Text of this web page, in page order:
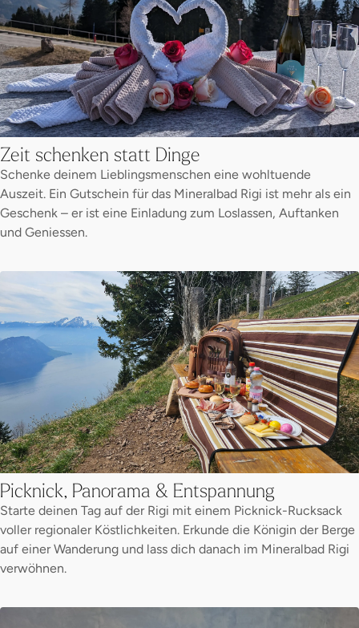
Zeit schenken statt Dinge
Schenke deinem Lieblingsmenschen eine wohltuende
Auszeit. Ein Gutschein für das Mineralbad Rigi ist mehr als ein
Geschenk – er ist eine Einladung zum Loslassen, Auftanken
und Geniessen.
Picknick, Panorama & Entspannung
Starte deinen Tag auf der Rigi mit einem Picknick-Rucksack
voller regionaler Köstlichkeiten. Erkunde die Königin der Berge
auf einer Wanderung und lass dich danach im Mineralbad Rigi
verwöhnen.